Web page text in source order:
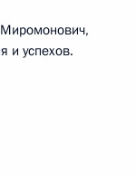
и успехов.